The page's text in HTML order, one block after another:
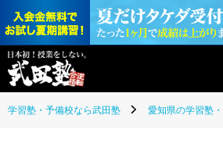
学習塾・予備校なら武田塾 愛知県の学習塾